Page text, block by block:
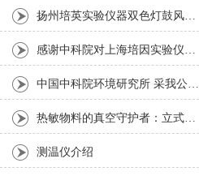
扬州培英实验仪器双色灯鼓风干燥箱
感谢中科院对上海培因实验仪器的认可
中国中科院环境研究所 采我公司仪器300L人工气候箱 实验效果获高度评价
热敏物料的真空守护者：立式真空干燥箱选购指南
测温仪介绍